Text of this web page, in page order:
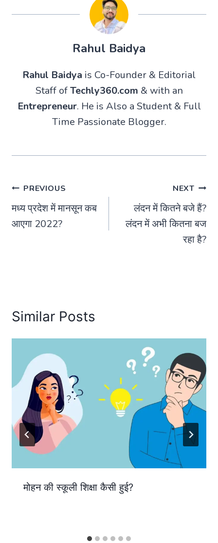
Rahul Baidya
Rahul Baidya is Co-Founder & Editorial
Staff ofTechly360.com & with an
Entrepreneur. He is Also a Student & Full
Time Passionate Blogger.
Post
navigation
PREVIOUS
मध्य प्रदेश में मानसून कब
आएगा 2022?
NEXT
लंदन में कितने बजे हैं?
लंदन में अभी कितना बज
रहा है?
Similar Posts
मोहन की स्कूली शिक्षा कैसी हुई?